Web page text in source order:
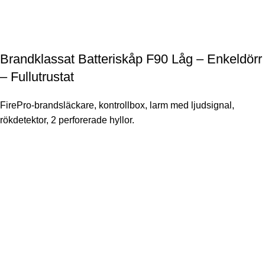
Brandklassat Batteriskåp F90 Låg – Enkeldörr
– Fullutrustat
FirePro-brandsläckare, kontrollbox, larm med ljudsignal,
rökdetektor, 2 perforerade hyllor.